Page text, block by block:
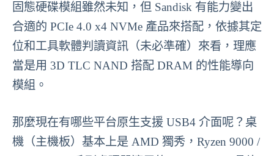
固態硬碟模組雖然未知，但 Sandisk 有能力變出
合適的 PCIe 4.0 x4 NVMe 產品來搭配，依據其定
位和工具軟體判讀資訊（未必準確）來看，理應
當是用 3D TLC NAND 搭配 DRAM 的性能導向
模組。
那麼現在有哪些平台原生支援 USB4 介面呢？桌
機（主機板）基本上是 AMD 獨秀，Ryzen 9000 /